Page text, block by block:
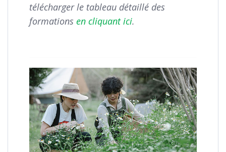
télécharger le tableau détaillé des
formations en cliquant ici.